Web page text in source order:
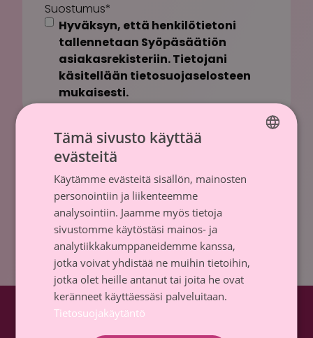
Suostumus*
Hyväksyn, että henkilötietoni
tallennetaan Syöpäsäätiön
asiakasrekisteriin. Tietojani
käsitellään tietosuojaselosteen
mukaisesti.
Käsittelemme henkilötietojasitietosuojaselosteen
mukaisesti.
SWEDISH
Tämä sivusto käyttää
evästeitä
Käytämme evästeitä sisällön, mainosten
personointiin ja liikenteemme
analysointiin. Jaamme myös tietoja
sivustomme käytöstäsi mainos- ja
analytiikkakumppaneidemme kanssa,
jotka voivat yhdistää ne muihin tietoihin,
jotka olet heille antanut tai joita he ovat
keränneet käyttäessäsi palveluitaan.
Tietosuojakäytäntö